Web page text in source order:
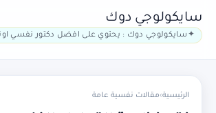
سايكولوجي دوك
سايكولوجي دوك : يحتوي على افضل دكتور نفسي
الرئيسية›مقالات نفسية عامة